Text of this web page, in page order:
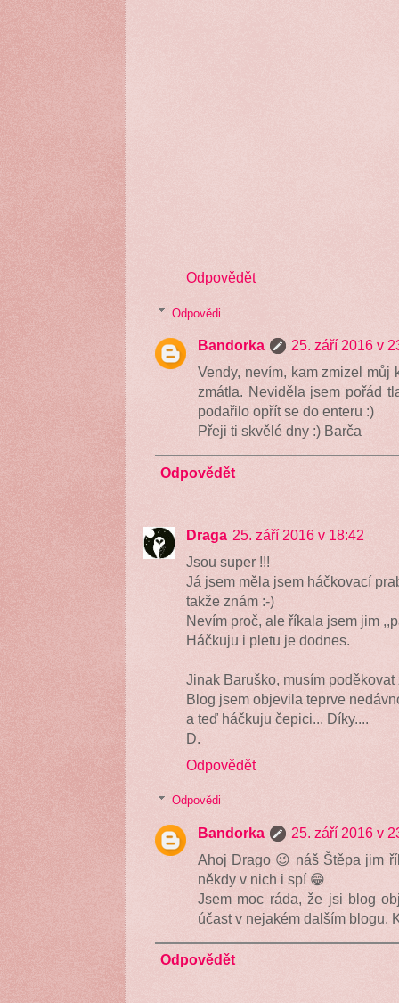
Odpovědět
Odpovědi
Bandorka
25. září 2016 v
Vendy, nevím, kam zmizel můj
zmátla. Neviděla jsem pořád
podařilo opřít se do enteru :)
Přeji ti skvělé dny :) Barča
Odpovědět
Draga 25. září 2016 v 18:42
Jsou super !!!
Já jsem měla jsem háčkovací
takže znám :-)
Nevím proč, ale říkala jsem jim
Háčkuju i pletu je dodnes.
Jinak Baruško, musím poděkovat
Blog jsem objevila teprve
a teď háčkuju čepici... Díky....
D.
Odpovědět
Odpovědi
Bandorka
25. září 2016 v
Ahoj Drago 😉 náš Štěpa jim
někdy v nich i spí 😁
Jsem moc ráda, že jsi blog
účast v nejakém dalším blogu.
Odpovědět